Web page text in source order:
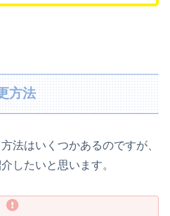
方法
法はいくつかあるのですが、
したいと思います。